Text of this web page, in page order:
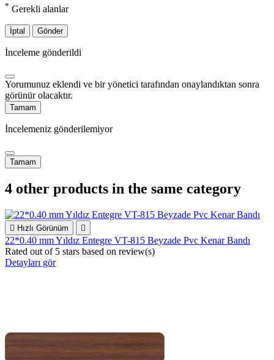
* Gerekli alanlar
İptal Gönder
İnceleme gönderildi
Yorumunuz eklendi ve bir yönetici tarafından onaylandıktan sonra
görünür olacaktır.
Tamam
İncelemeniz gönderilemiyor
Tamam
4 other products in the same category
 Hızlı Görünüm 
22*0.40 mm Yıldız Entegre VT-815 Beyzade Pvc Kenar Bandı
Rated out of 5 stars based on review(s)
Detayları gör